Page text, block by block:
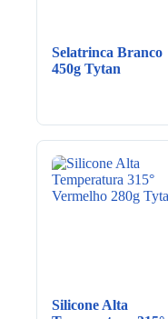
Selatrinca Branco
450g Tytan
Silicone Alta